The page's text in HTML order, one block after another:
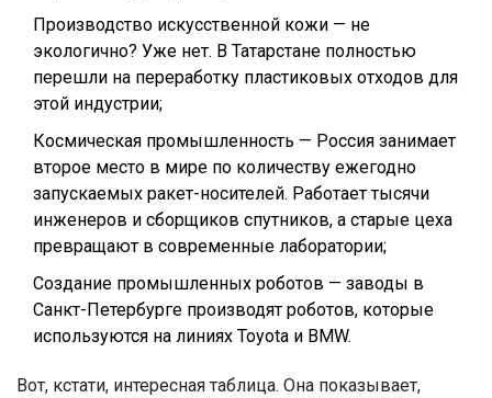
Производство искусственной кожи — не
экологично? Уже нет. В Татарстане полностью
перешли на переработку пластиковых отходов для
этой индустрии;
Космическая промышленность — Россия занимает
второе место в мире по количеству ежегодно
запускаемых ракет-носителей. Работает тысячи
инженеров и сборщиков спутников, а старые цеха
превращают в современные лаборатории;
Создание промышленных роботов — заводы в
Санкт-Петербурге производят роботов, которые
используются на линиях Toyota и BMW.
Вот, кстати, интересная таблица. Она показывает,